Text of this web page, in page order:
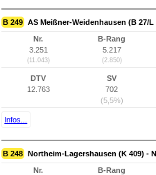
B 249 AS Meißner-Weidenhausen (B 27/
Nr.
3.251
(11.043)
B-Rang
5.217
(2.850)
DTV
12.763
SV
702
(5,5%)
Infos...
B 248 Northeim-Lagershausen (K 409) -
Nr.
B-Rang